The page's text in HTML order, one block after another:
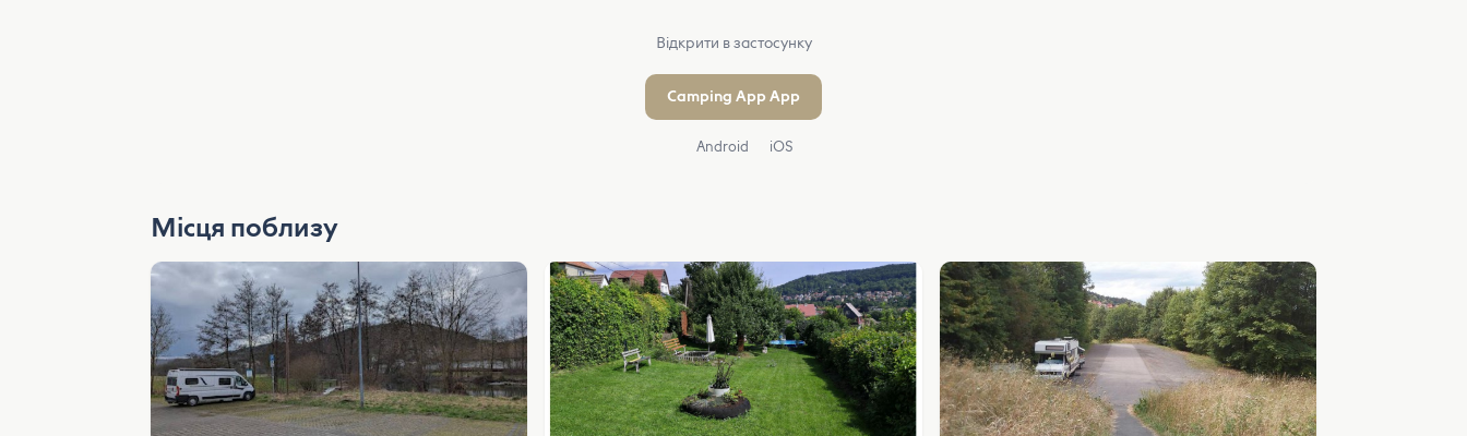
Відкрити в застосунку
Camping App App
Android iOS
Місця поблизу